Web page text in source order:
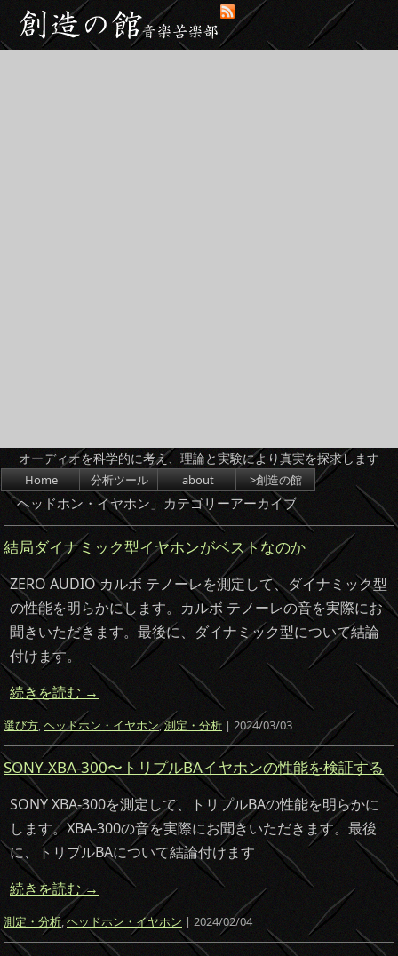
オーディオを科学的に考え、理論と実験により真実を探求します
コンテンツへスキップ
Home 分析ツール about >創造の館
「ヘッドホン・イヤホン 」カテゴリーアーカイブ
結局ダイナミック型イヤホンがベストなのか
ZERO AUDIO カルボ テノーレを測定して、ダイナミック型
の性能を明らかにします。カルボ テノーレの音を実際にお
聞きいただきます。最後に、ダイナミック型について結論
付けます。
続きを読む →
選び方,ヘッドホン・イヤホン,測定・分析 | 2024/03/03
SONY-XBA-300〜トリプルBAイヤホンの性能を検証する
SONY XBA-300を測定して、トリプルBAの性能を明らかに
します。XBA-300の音を実際にお聞きいただきます。最後
に、トリプルBAについて結論付けます
続きを読む→
測定・分析,ヘッドホン・イヤホン | 2024/02/04